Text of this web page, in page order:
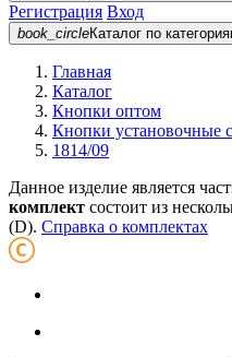
Регистрация Вход
book_circleКаталог по
Главная
Каталог
Кнопки оптом
Кнопки установочные
1814/09
Данное изделие является
комплект состоит из
(D). Справка о комплектах